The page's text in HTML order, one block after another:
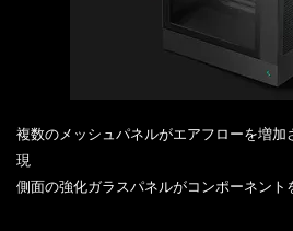
複数のメッシュパネルがエアフローを増加
現
側面の強化ガラスパネルがコンポーネント